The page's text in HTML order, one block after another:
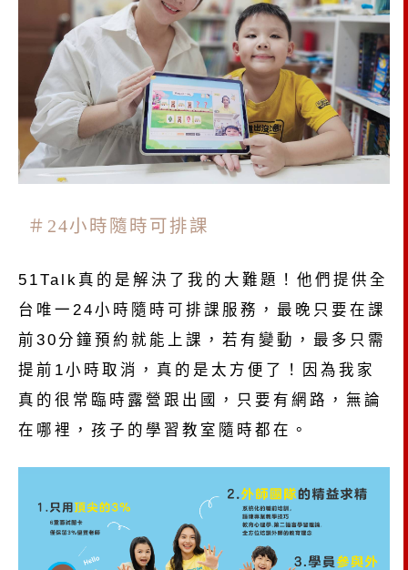
＃ 24小時隨時可排課
51Talk 真的是解決了我的大難題！他們提供全
台唯一 24小時隨時可排課服務，最晚只要在課
前 30分鐘預約就能上課，若有變動，最多只需
提前 1小時取消，真的是太方便了！因為我家
真的很常臨時露營跟出國，只要有網路，無論
在哪裡，孩子的學習教室隨時都在。